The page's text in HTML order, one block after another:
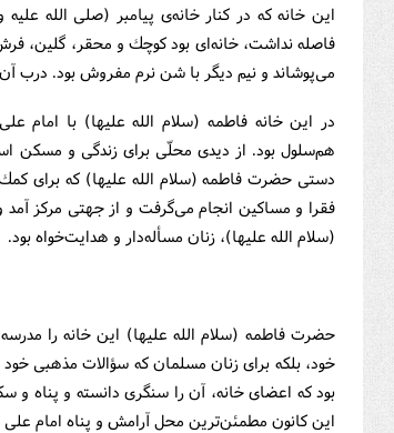
این خانه كه در كنار خانه‌ی پیامبر (صلی الله
فاصله نداشت، خانه‌ای بود كوچك و محقر، گلین،
می‌پوشاند و نیم دیگر با شن نرم مفروش بود. درب
در این خانه فاطمه (سلام الله علیها) با امام
هم‌سلول بود. از دیدی محلّی برای زندگی و مسكن
دستی حضرت فاطمه (سلام الله علیها) كه برای
فقرا و مساكین انجام می‌گرفت و از جهتی مركز
(سلام الله علیها)، زنان مسأله‌دار و هدایت‌خواه بود.
حضرت فاطمه (سلام الله علیها) این خانه را
خود، بلكه برای زنان مسلمان كه سؤالات مذهبی
بود كه اعضای خانه، آن را سنگری دانسته و پناه و
این كانون مطمئن‌ترین محل آرامش و پناه امام علی